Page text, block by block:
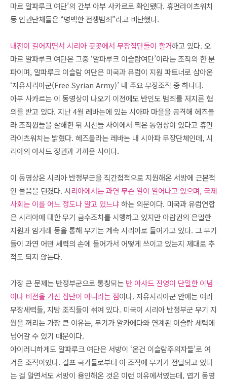
마르 알파루크 여단’의 간부 아부 사카르로 확인됐다. 휴먼라이츠워치
등 인권단체들은 “명백한 전쟁범죄”라고 비난했다.
내전이 길어지면서 시리아 곳곳에서 무장집단들이 할거하고 있다. 오
마르 알파루크 여단은 그중 ‘알파루크 이슬람여단’이라는 조직의 한 분
파이며, 알파루크 이슬람 여단은 미국과 유럽이 지원 파트너로 삼아온
‘자유시리아군(Free Syrian Army)’ 내 주요 무장조직 중 하나다.
아부 사카르는 이 동영상이 나오기 이전에도 반인도 범죄를 저지른 혐
의를 받고 있다. 지난 4월 레바논에 있는 시아파 마을을 공격해 헤즈볼
라 조직원들을 살해한 뒤 시신들 사이에서 찍은 동영상이 있다고 휴먼
라이츠워치는 밝혔다. 헤즈볼라는 레바논 내 시아파 무장단체인데, 시
리아의 아사드 정권과 가까운 사이다.
이 동영상은 시리아 반정부군을 직간접적으로 지원해온 서방에 근본적
인 물음을 던졌다. 시리아에서는 과연 무슨 일이 일어나고 있으며, 국제
사회는 이를 어느 정도나 알고 있느냐하는 의문이다. 미국과 유럽연합
은 시리아에 대한 무기 금수조치를 시행하고 있지만 아랍권의 은밀한
지원과 암거래 등을 통해 무기는 계속 시리아로 들어가고 있다. 그 무기
들이 과연 어떤 세력의 손에 들어가서 어떻게 쓰이고 있는지 제대로 추
적도 되지 않는다.
가장 큰 문제는 반정부군으로 통칭되는 반 아사드 진영이 단일한 이념
이나 비전을 가진 집단이 아니라는 점이다. 자유시리아군 안에는 여러
무장세력들, 지방 조직들이 섞여 있다. 미국이 시리아 반정부군 무기 지
원을 꺼리는 가장 큰 이유는, 무기가 알카에다와 연계된 이슬람 세력에
넘어갈 수 있기 때문이다.
아이러니하게도 알파루크 여단은 서방이 ‘온건 이슬람주의자들’로 여
겨온 조직이었다. 걸프 국가들로부터 이 조직에 무기가 전달되고 있다
는 걸 알면서도 서방이 용인해온 것은 이런 이유에서였는데, 엽기 동영